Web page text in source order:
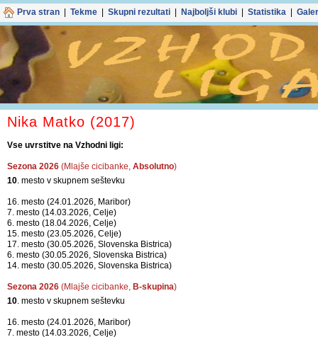
Prva stran Tekme Skupni rezultati Najboljši klubi Statistika
Nika Matko (2017)
Vse uvrstitve na Vzhodni ligi:
Sezona 2026 (Mlajše cicibanke, Absolutno)
10. mesto v skupnem seštevku
16. mesto (24.01.2026, Maribor)
7. mesto (14.03.2026, Celje)
6. mesto (18.04.2026, Celje)
15. mesto (23.05.2026, Celje)
17. mesto (30.05.2026, Slovenska Bistrica)
6. mesto (30.05.2026, Slovenska Bistrica)
14. mesto (30.05.2026, Slovenska Bistrica)
Sezona 2026 (Mlajše cicibanke, B-skupina)
10. mesto v skupnem seštevku
16. mesto (24.01.2026, Maribor)
7. mesto (14.03.2026, Celje)